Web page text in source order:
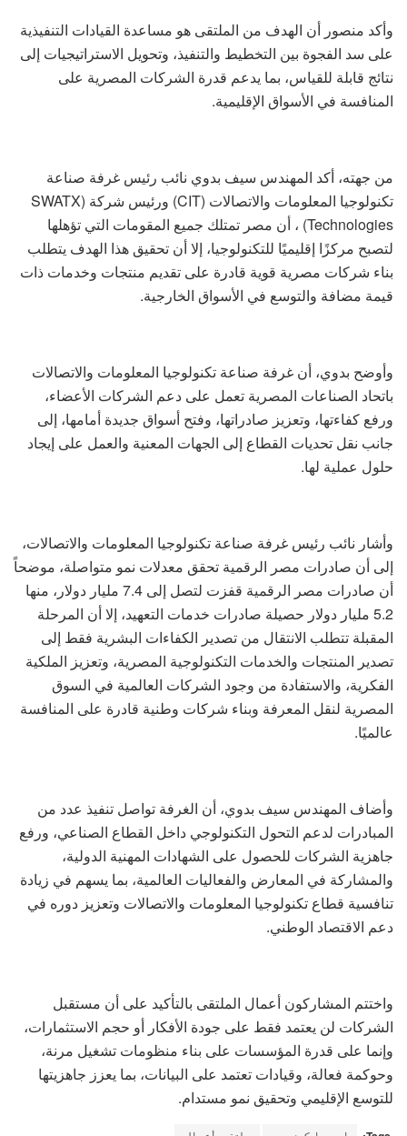
وأكد منصور أن الهدف من الملتقى هو مساعدة القيادات التنفيذية
على سد الفجوة بين التخطيط والتنفيذ، وتحويل الاستراتيجيات إلى
نتائج قابلة للقياس، بما يدعم قدرة الشركات المصرية على
المنافسة في الأسواق الإقليمية.
من جهته، أكد المهندس سيف بدوي نائب رئيس غرفة صناعة
تكنولوجيا المعلومات والاتصالات (CIT) ورئيس شركة (SWATX
Technologies) ، أن مصر تمتلك جميع المقومات التي تؤهلها
لتصبح مركزًا إقليميًا للتكنولوجيا، إلا أن تحقيق هذا الهدف يتطلب
بناء شركات مصرية قوية قادرة على تقديم منتجات وخدمات ذات
قيمة مضافة والتوسع في الأسواق الخارجية.
وأوضح بدوي، أن غرفة صناعة تكنولوجيا المعلومات والاتصالات
باتحاد الصناعات المصرية تعمل على دعم الشركات الأعضاء،
ورفع كفاءتها، وتعزيز صادراتها، وفتح أسواق جديدة أمامها، إلى
جانب نقل تحديات القطاع إلى الجهات المعنية والعمل على إيجاد
حلول عملية لها.
وأشار نائب رئيس غرفة صناعة تكنولوجيا المعلومات والاتصالات،
إلى أن صادرات مصر الرقمية تحقق معدلات نمو متواصلة، موضحاً
أن صادرات مصر الرقمية قفزت لتصل إلى 7.4 مليار دولار، منها
5.2 مليار دولار حصيلة صادرات خدمات التعهيد، إلا أن المرحلة
المقبلة تتطلب الانتقال من تصدير الكفاءات البشرية فقط إلى
تصدير المنتجات والخدمات التكنولوجية المصرية، وتعزيز الملكية
الفكرية، والاستفادة من وجود الشركات العالمية في السوق
المصرية لنقل المعرفة وبناء شركات وطنية قادرة على المنافسة
عالميًا.
وأضاف المهندس سيف بدوي، أن الغرفة تواصل تنفيذ عدد من
المبادرات لدعم التحول التكنولوجي داخل القطاع الصناعي، ورفع
جاهزية الشركات للحصول على الشهادات المهنية الدولية،
والمشاركة في المعارض والفعاليات العالمية، بما يسهم في زيادة
تنافسية قطاع تكنولوجيا المعلومات والاتصالات وتعزيز دوره في
دعم الاقتصاد الوطني.
واختتم المشاركون أعمال الملتقى بالتأكيد على أن مستقبل
الشركات لن يعتمد فقط على جودة الأفكار أو حجم الاستثمارات،
وإنما على قدرة المؤسسات على بناء منظومات تشغيل مرنة،
وحوكمة فعالة، وقيادات تعتمد على البيانات، بما يعزز جاهزيتها
للتوسع الإقليمي وتحقيق نمو مستدام.